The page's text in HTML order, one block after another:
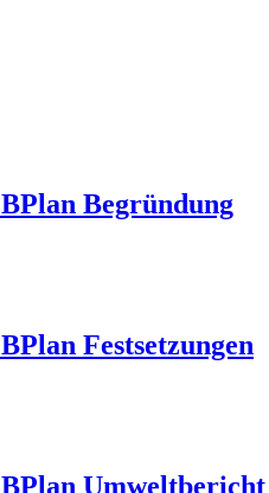
Begründung
Festsetzungen
Umweltbericht